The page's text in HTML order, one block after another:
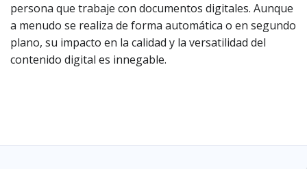
persona que trabaje con documentos digitales. Aunque
a menudo se realiza de forma automática o en segundo
plano, su impacto en la calidad y la versatilidad del
contenido digital es innegable.